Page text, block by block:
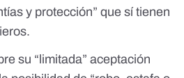
y protección” que sí tienen
su “limitada” aceptación